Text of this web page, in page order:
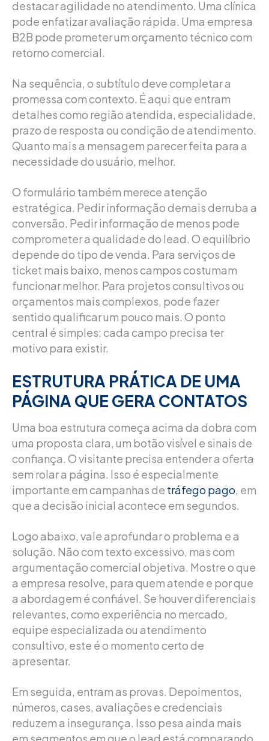
destacar agilidade no atendimento. Uma clínica
pode enfatizar avaliação rápida. Uma empresa
B2B pode prometer um orçamento técnico com
retorno comercial.
Na sequência, o subtítulo deve completar a
promessa com contexto. É aqui que entram
detalhes como região atendida, especialidade,
prazo de resposta ou condição de atendimento.
Quanto mais a mensagem parecer feita para a
necessidade do usuário, melhor.
O formulário também merece atenção
estratégica. Pedir informação demais derruba a
conversão. Pedir informação de menos pode
comprometer a qualidade do lead. O equilíbrio
depende do tipo de venda. Para serviços de
ticket mais baixo, menos campos costumam
funcionar melhor. Para projetos consultivos ou
orçamentos mais complexos, pode fazer
sentido qualificar um pouco mais. O ponto
central é simples: cada campo precisa ter
motivo para existir.
ESTRUTURA PRÁTICA DE UMA
PÁGINA QUE GERA CONTATOS
Uma boa estrutura começa acima da dobra com
uma proposta clara, um botão visível e sinais de
confiança. O visitante precisa entender a oferta
sem rolar a página. Isso é especialmente
importante em campanhas de tráfego pago, em
que a decisão inicial acontece em segundos.
Logo abaixo, vale aprofundar o problema e a
solução. Não com texto excessivo, mas com
argumentação comercial objetiva. Mostre o que
a empresa resolve, para quem atende e por que
a abordagem é confiável. Se houver diferenciais
relevantes, como experiência no mercado,
equipe especializada ou atendimento
consultivo, este é o momento certo de
apresentar.
Em seguida, entram as provas. Depoimentos,
números, cases, avaliações e credenciais
reduzem a insegurança. Isso pesa ainda mais